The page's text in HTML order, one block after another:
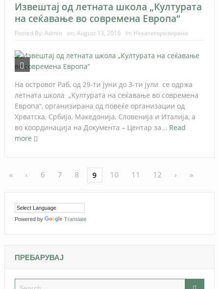
Извештај од летната школа „Културата
на сеќавање во современа Европа“
Posted By: Admin on: August 13, 2016 In: Некатегоризирано
На островот Раб, од 29-ти јуни до 3-ти јули се одржа
летната школа „Културата на сеќавање во современа
Европа“, организирана од повеќе организации од
Хрватска, Србија, Македонија, Словенија и Италија, а
во координација на Документа – Центар за... Read
more
« ‹ 6 7 8 9 10 11 12 › »
Powered by Translate
ПРЕБАРУВАЈ